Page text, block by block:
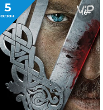
5
сезон 16+